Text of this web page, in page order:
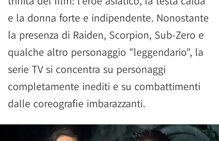
e la donna forte e indipendente. Nonostante
la presenza di Raiden, Scorpion, Sub-Zero e
qualche altro personaggio "leggendario", la
serie TV si concentra su personaggi
completamente inediti e su combattimenti
dalle coreografie imbarazzanti.